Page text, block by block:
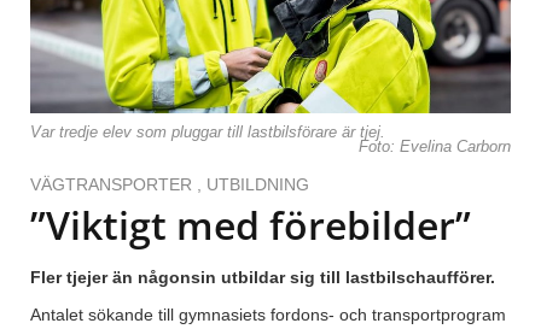
Var tredje elev som pluggar till lastbilsförare är tjej.
Foto: Evelina Carborn
VÄGTRANSPORTER UTBILDNING
”Viktigt med förebilder”
Fler tjejer än någonsin utbildar sig till lastbilschaufförer.
Antalet sökande till gymnasiets fordons- och transportprogram